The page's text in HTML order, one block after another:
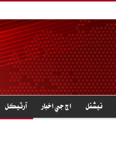
نيشنل اڄ جي اخبار آرٽيڪل